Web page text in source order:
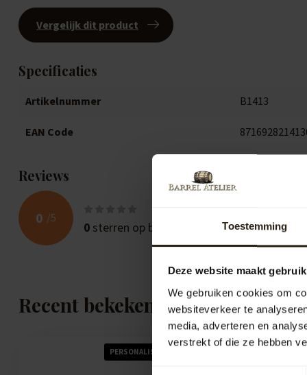
Toestemming
Deze website maakt
We gebruiken cookies om
websiteverkeer te
media, adverteren en
verstrekt of die ze hebben
Vergelijk dit product
Specificaties
Artikelnummer B1413
EAN Code
Reviews
0 /5
0 sterren op basis van beoordelingen
Recent bekeken
PERSONALISEREN MOGELIJK